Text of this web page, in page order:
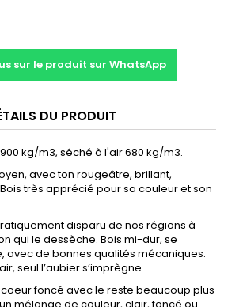
sur le produit sur WhatsApp
DU PRODUIT
kg/m3, séché à l'air 680 kg/m3.
avec ton rougeâtre, brillant,
très apprécié pour sa couleur et son
disparu de nos régions à
qui le dessèche. Bois mi-dur, se
avec de bonnes qualités mécaniques.
seul l’aubier s’imprègne.
foncé avec le reste beaucoup plus